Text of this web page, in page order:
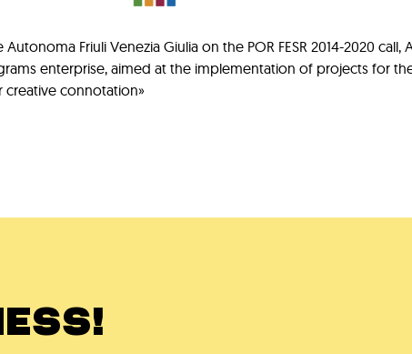
Friuli Venezia Giulia on the POR FESR 2014-2020 call,
enterprise, aimed at the implementation of projects for
creative connotation»